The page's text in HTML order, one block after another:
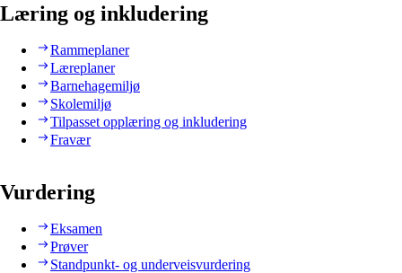
Læring og inkludering
Rammeplaner
Læreplaner
Barnehagemiljø
Skolemiljø
Tilpasset opplæring og inkludering
Fravær
Vurdering
Eksamen
Prøver
Standpunkt- og underveisvurdering